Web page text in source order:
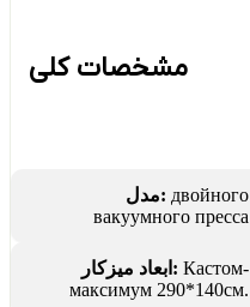
مشخصات کلی
مدل: двойного
вакуумного пресса
ابعاد میزکار: Кастом-
максимум 290*140см.